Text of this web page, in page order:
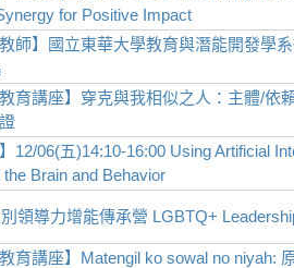
for Positive Impact
教師】國立東華大學教育與潛能開發學
教育講座】穿克與我相似之人：主體/依
12/06(五)14:10-16:00 Using Artificial
Brain and Behavior
領導力增能傳承營 LGBTQ+
教育講座】Matengil ko sowal no niyah: